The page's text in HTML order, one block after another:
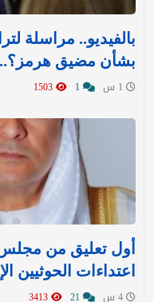
بالفيديو.. مراسلة
بشأن مضيق هرمز؟..
أول تعليق من
اعتداءات الحوثيين